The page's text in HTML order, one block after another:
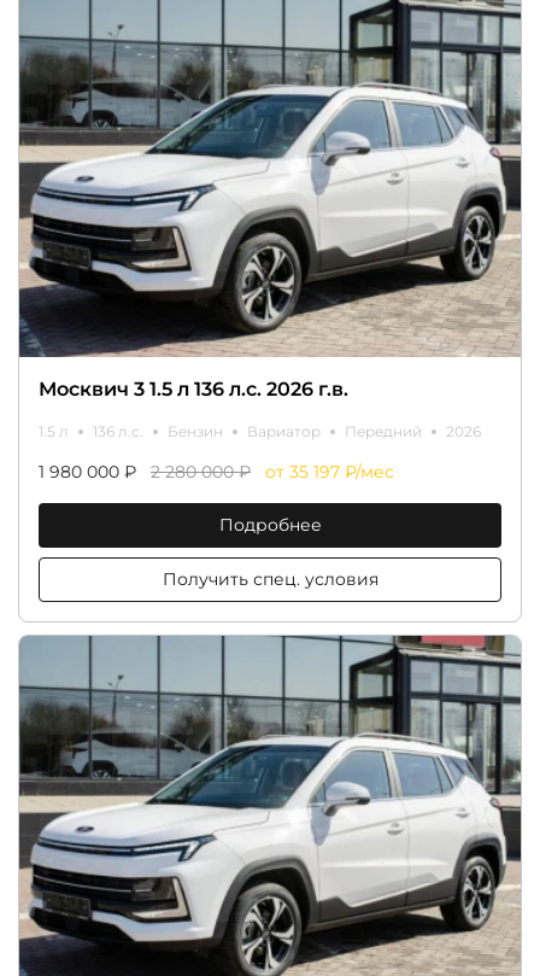
Москвич 3 1.5 л 136 л.с. 2026 г.в.
1.5 л 136 л.с. Бензин Вариатор Передний 2026
1 980 000 ₽ 2 280 000 ₽ от 35 197 ₽/мес
Подробнее
Получить спец. условия